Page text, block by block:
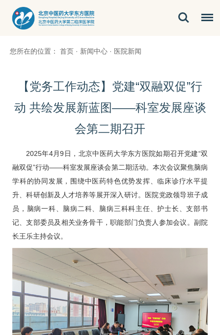
您所在的位置： 首页 · 新闻中心 · 医院新闻
【党务工作动态】党建“双融双促”行
动 共绘发展新蓝图——科室发展座谈
会第二期召开
2025年4月9日，北京中医药大学东方医院如期召开党建“双
融双促”行动——科室发展座谈会第二期活动。本次会议聚焦脑病
学科的协同发展，围绕中医药特色优势发挥、临床诊疗水平提
升、科研创新及人才培养等展开深入研讨。医院党政领导班子成
员， 脑病一科 脑病二科 脑病三科科主任、护士长、支部书
记、支部委员及相关业务骨干，职能部门负责人参加会议。副院
长王乐主持会议。